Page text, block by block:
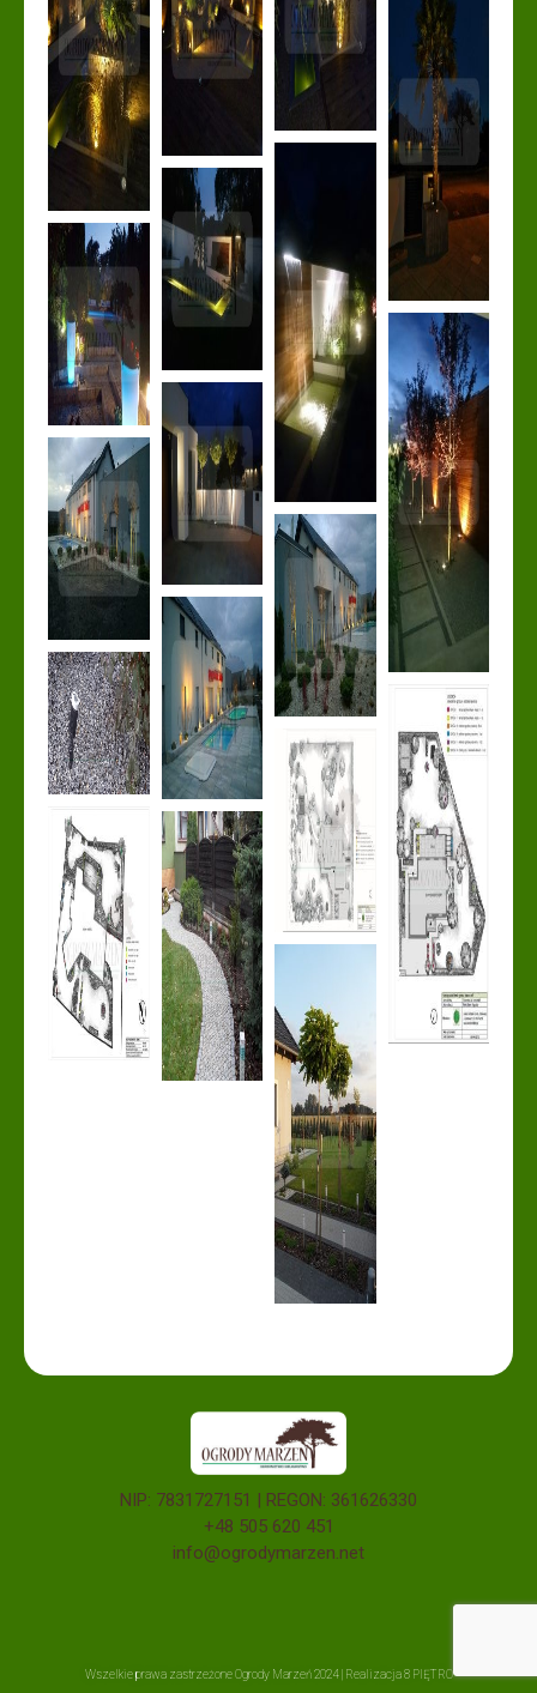
NIP: 7831727151 | REGON: 361626330
+48 505 620 451
info@ogrodymarzen.net
Wszelkie prawa zastrzeżone Ogrody Marzeń 2024 | Realizacja8 PIĘTRO